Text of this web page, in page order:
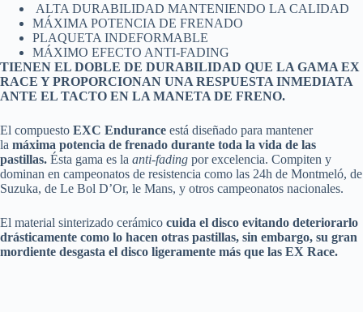
ALTA DURABILIDAD MANTENIENDO LA CALIDAD
MÁXIMA POTENCIA DE FRENADO
PLAQUETA INDEFORMABLE
MÁXIMO EFECTO ANTI-FADING
TIENEN EL DOBLE DE DURABILIDAD QUE LA GAMA EX
RACE Y PROPORCIONAN UNA RESPUESTA INMEDIATA
ANTE EL TACTO EN LA MANETA DE FRENO.
El compuesto EXC Endurance está diseñado para mantener
la máxima potencia de frenado durante toda la vida de las
pastillas. Ésta gama es la anti-fading por excelencia. Compiten y
dominan en campeonatos de resistencia como las 24h de Montmeló, de
Suzuka, de Le Bol D’Or, le Mans, y otros campeonatos nacionales.
El material sinterizado cerámico cuida el disco evitando deteriorarlo
drásticamente como lo hacen otras pastillas, sin embargo, su gran
mordiente desgasta el disco ligeramente más que las EX Race.